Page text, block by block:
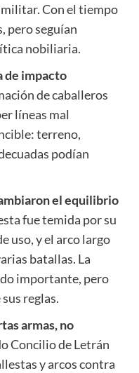
Con el tiempo
pero seguían
nobiliaria.
de impacto
de caballeros
líneas mal
terreno,
podían
el equilibrio
fue temida por su
uso, y el arco largo
batallas. La
importante, pero
reglas.
armas, no
Concilio de Letrán
y arcos contra